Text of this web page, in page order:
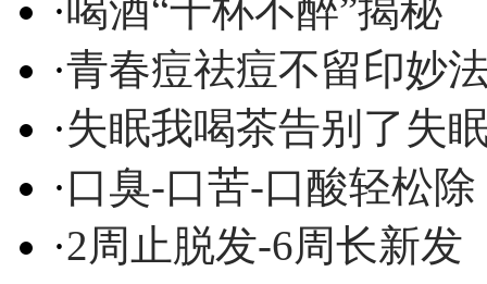
·喝酒“千杯不醉”揭秘
·青春痘祛痘不留印妙
·失眠我喝茶告别了失
·口臭-口苦-口酸轻松除
·2周止脱发-6周长新发